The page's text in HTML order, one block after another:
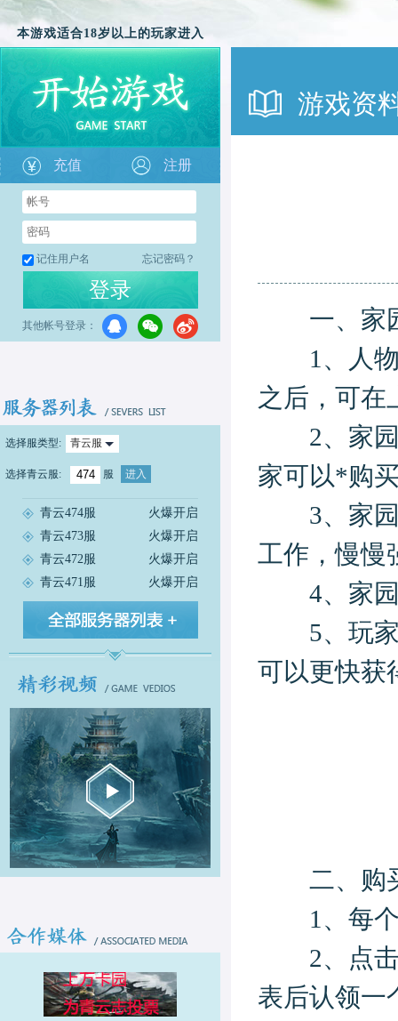
本游戏适合18岁以上的玩家进入
充值 注册
记住用户名 忘记密码？
登录
其他帐号登录：
选择服类型: 青云服
选择青云服: 服 进入
火爆开启
青云474服
火爆开启
青云473服
火爆开启
青云472服
火爆开启
青云471服
游戏资
一、家
1、人物
之后，可在
2、家园
家可以*购
3、家园
工作，慢慢
4、家园
5、玩家
可以更快获
二、购
1、每个
2、点击
表后认领一